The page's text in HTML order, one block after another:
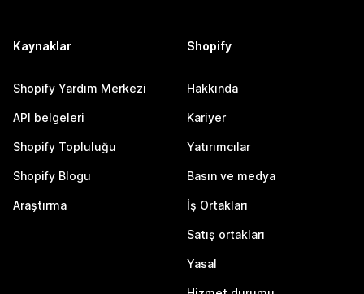
Kaynaklar
Shopify Yardım Merkezi
API belgeleri
Shopify Topluluğu
Shopify Blogu
Araştırma
Shopify
Hakkında
Kariyer
Yatırımcılar
Basın ve medya
İş Ortakları
Satış ortakları
Yasal